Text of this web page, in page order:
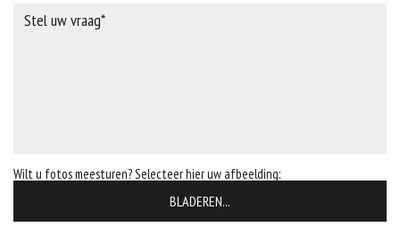
Wilt u fotos meesturen? Selecteer hier uw afbeelding:
BLADEREN...